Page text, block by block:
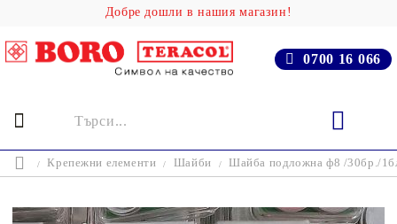
Добре дошли в нашия магазин!
0700 16 066
Крепежни елементи Шайби Шайба подложна ф8 /30бр./